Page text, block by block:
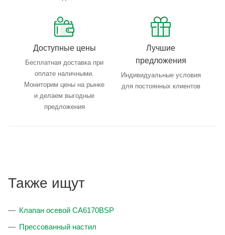
Доступные цены
Бесплатная доставка при
оплате наличными.
Мониторим цены на рынке
и делаем выгодные
предложения
Лучшие
предложения
Индивидуальные условия
для постоянных клиентов
Также ищут
Клапан осевой CA6170BSP
Прессованный настил